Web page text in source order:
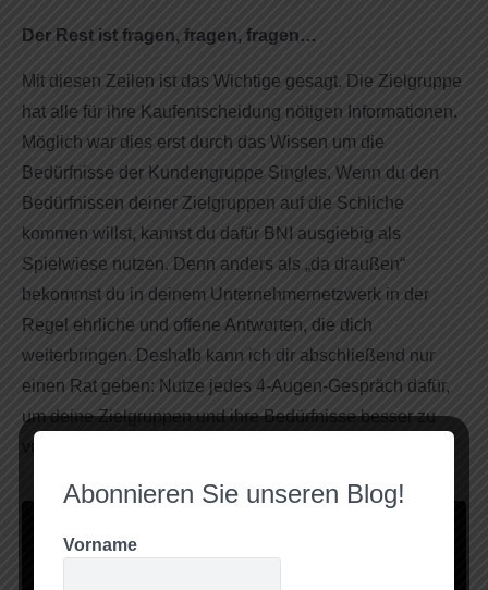
Der Rest ist fragen, fragen, fragen…
Mit diesen Zeilen ist das Wichtige gesagt. Die Zielgruppe
hat alle für ihre Kaufentscheidung nötigen Informationen.
Möglich war dies erst durch das Wissen um die
Bedürfnisse der Kundengruppe Singles. Wenn du den
Bedürfnissen deiner Zielgruppen auf die Schliche
kommen willst, kannst du dafür BNI ausgiebig als
Spielwiese nutzen. Denn anders als „da draußen“
bekommst du in deinem Unternehmernetzwerk in der
Regel ehrliche und offene Antworten, die dich
weiterbringen. Deshalb kann ich dir abschließend nur
einen Rat geben: Nutze jedes 4-Augen-Gespräch dafür,
um deine Zielgruppen und ihre Bedürfnisse besser zu
Um auf den eigentlichen Inhalt zuzugreifen, klicken Sie auf
den Button unten. Bitte beachten Sie, dass dabei Daten an
Abonnieren Sie unseren Blog!
Vorname